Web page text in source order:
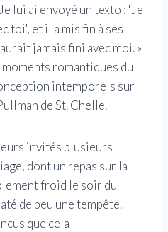
lui ai envoyé un texto : 'Je
toi', et il a mis fin à ses
jamais fini avec moi. »
romantiques du
intemporels sur
de St. Chelle.
invités plusieurs
dont un repas sur la
froid le soir du
de peu une tempête.
que cela